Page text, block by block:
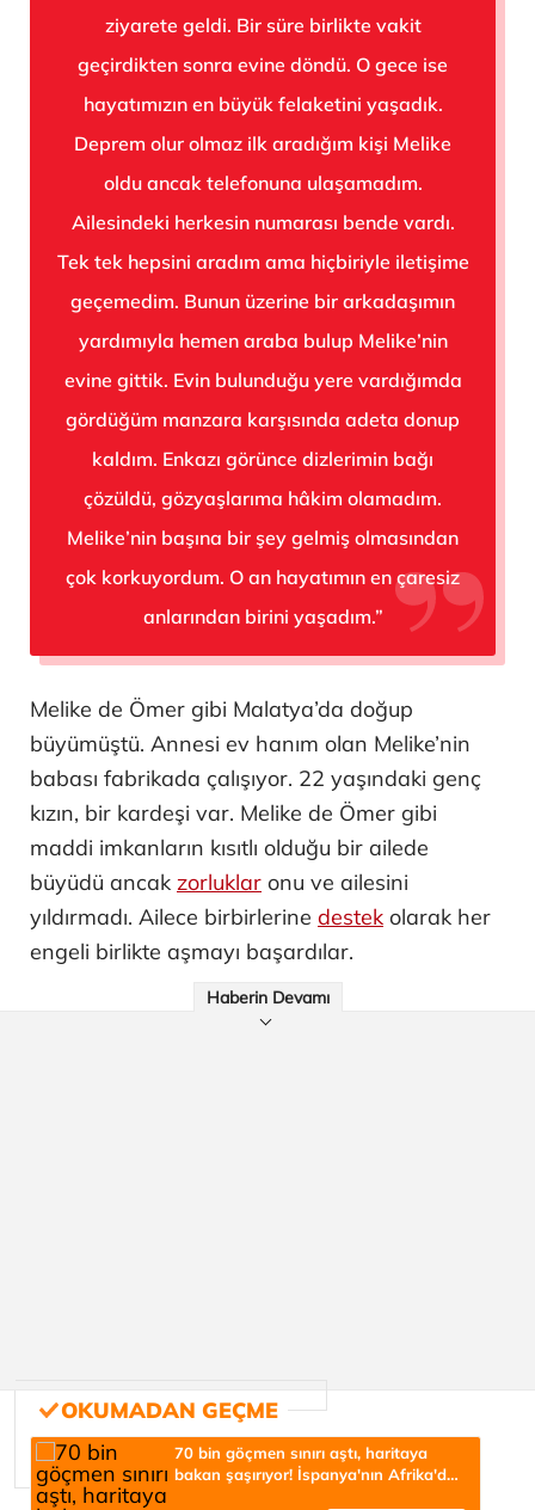
ziyarete geldi. Bir süre birlikte vakit
geçirdikten sonra evine döndü. O gece ise
hayatımızın en büyük felaketini yaşadık.
Deprem olur olmaz ilk aradığım kişi Melike
oldu ancak telefonuna ulaşamadım.
Ailesindeki herkesin numarası bende vardı.
Tek tek hepsini aradım ama hiçbiriyle iletişime
geçemedim. Bunun üzerine bir arkadaşımın
yardımıyla hemen araba bulup Melike’nin
evine gittik. Evin bulunduğu yere vardığımda
gördüğüm manzara karşısında adeta donup
kaldım. Enkazı görünce dizlerimin bağı
çözüldü, gözyaşlarıma hâkim olamadım.
Melike’nin başına bir şey gelmiş olmasından
çok korkuyordum. O an hayatımın en çaresiz
anlarından birini yaşadım.”
Melike de Ömer gibi Malatya’da doğup
büyümüştü. Annesi ev hanım olan Melike’nin
babası fabrikada çalışıyor. 22 yaşındaki genç
kızın, bir kardeşi var. Melike de Ömer gibi
maddi imkanların kısıtlı olduğu bir ailede
büyüdü ancak zorluklar onu ve ailesini
yıldırmadı. Ailece birbirlerine destek olarak her
engeli birlikte aşmayı başardılar.
Haberin Devamı
70 bin göçmen sınırı aştı, haritaya
bakan şaşırıyor! İspanya'nın Afrika'da